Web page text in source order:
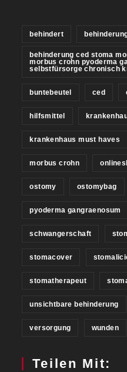
behindert
behinderung ced stoma
morbus crohn pyoderma
selbstfürsorge chronisch
buntebeutel ced
hilfsmittel
krankenhaus must haves
morbus crohn
ostomy ostomybag
pyoderma gangraenosum
schwangerschaft
stomacover
stomatherapeut
unsichtbare behinderung
versorgung wunden
Teilen Mit: